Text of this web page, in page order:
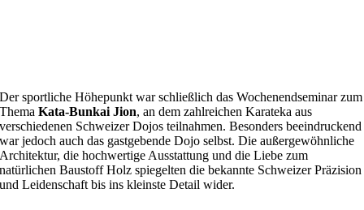
Der sportliche Höhepunkt war schließlich das Wochenendseminar zum
ThemaKata-Bunkai Jion, an dem zahlreichen Karateka aus
verschiedenen Schweizer Dojos teilnahmen. Besonders beeindruckend
war jedoch auch das gastgebende Dojo selbst. Die außergewöhnliche
Architektur, die hochwertige Ausstattung und die Liebe zum
natürlichen Baustoff Holz spiegelten die bekannte Schweizer Präzision
und Leidenschaft bis ins kleinste Detail wider.